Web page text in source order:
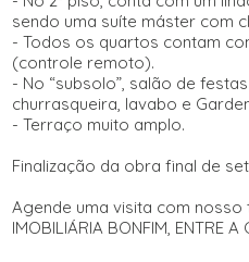
sendo uma suíte máster com
- Todos os quartos contam
(controle remoto).
- No “subsolo”, salão de
churrasqueira, lavabo e
- Terraço muito amplo.
Finalização da obra final de
Agende uma visita com
IMOBILIÁRIA BONFIM, ENTRE A